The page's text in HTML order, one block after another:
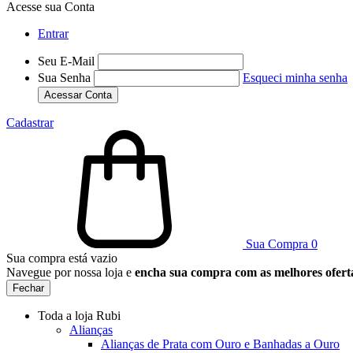
Acesse sua Conta
Entrar
Seu E-Mail
Sua Senha
Esqueci minha senha
Acessar Conta
Cadastrar
Sua Compra 0
Sua compra está vazio
Navegue por nossa loja e encha sua compra com as melhores
Fechar
Toda a loja Rubi
Alianças
Alianças de Prata com Ouro e Banhadas a Ouro